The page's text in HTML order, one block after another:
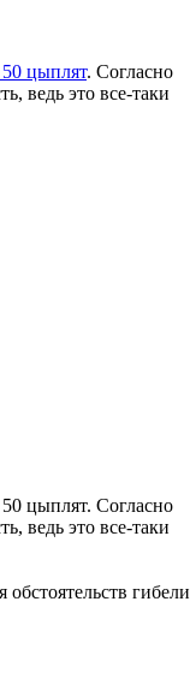
цыплят. Согласно
ведь это все-таки
цыплят. Согласно
ведь это все-таки
гибели